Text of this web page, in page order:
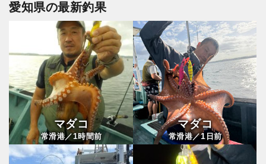
愛知県の最新釣果
マダコ
常滑港／ 1時間前
マダコ
常滑港／1 日前